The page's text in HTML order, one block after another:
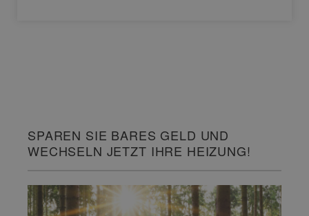
SPAREN SIE BARES GELD UND
WECHSELN JETZT IHRE HEIZUNG!